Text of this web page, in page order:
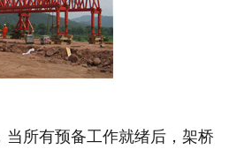
所有预备工作就绪后，架桥